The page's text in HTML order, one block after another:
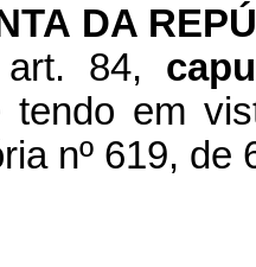
DA
art. 84,
tendo em
nº 619, de